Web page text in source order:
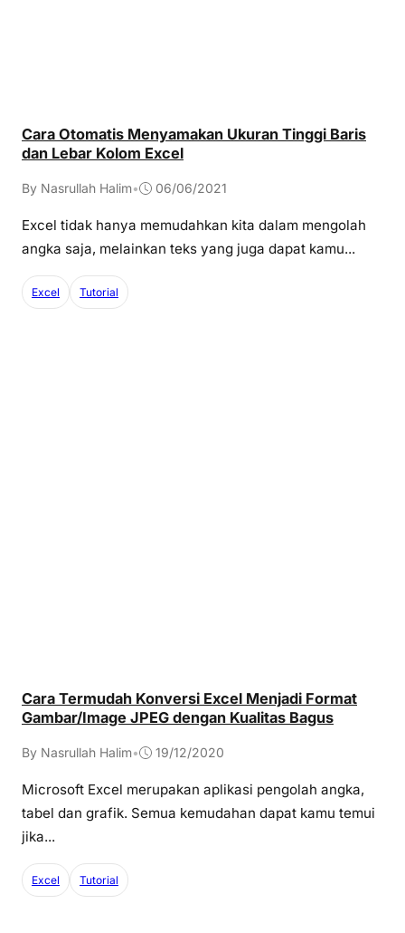
Cara Otomatis Menyamakan Ukuran Tinggi Baris
dan Lebar Kolom Excel
By Nasrullah Halim• 06/06/2021
Excel tidak hanya memudahkan kita dalam mengolah
angka saja, melainkan teks yang juga dapat kamu...
Excel Tutorial
Cara Termudah Konversi Excel Menjadi Format
Gambar/Image JPEG dengan Kualitas Bagus
By Nasrullah Halim• 19/12/2020
Microsoft Excel merupakan aplikasi pengolah angka,
tabel dan grafik. Semua kemudahan dapat kamu temui
jika...
Excel Tutorial